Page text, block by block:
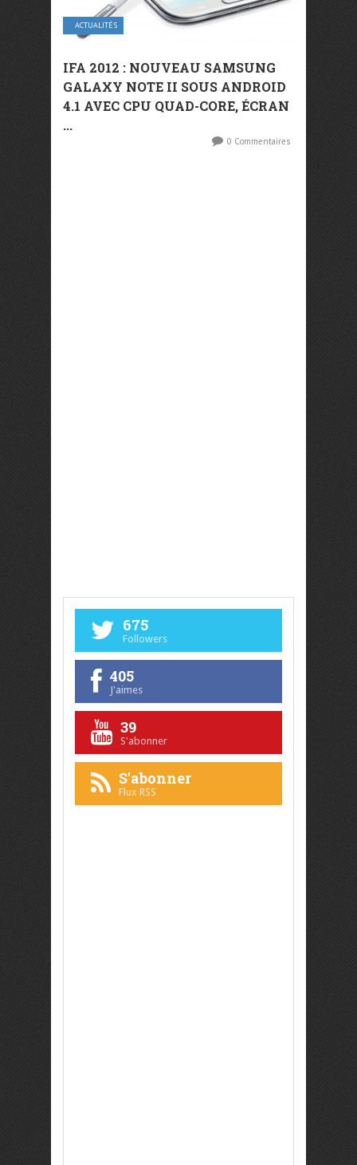
ACTUALITÉS
IFA 2012 : NOUVEAU SAMSUNG
GALAXY NOTE II SOUS ANDROID
4.1 AVEC CPU QUAD-CORE, ÉCRAN
...
0 Commentaires
675
Followers
405
J'aimes
39
S'abonner
S'abonner
Flux RSS